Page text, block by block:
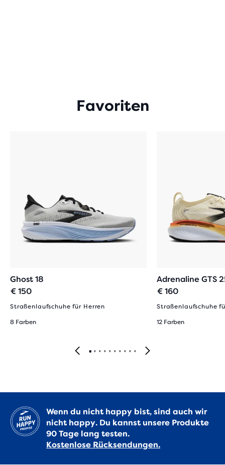
Favoriten
Ghost 18
€ 150
Straßenlaufschuhe für Herren
8 Farben
Adrenaline GTS
€ 160
Straßenlaufschuhe
12 Farben
Wenn du nicht happy bist, sind auch wir
nicht happy. Du kannst unsere Produkte
90 Tage lang testen.
Kostenlose Rücksendungen.